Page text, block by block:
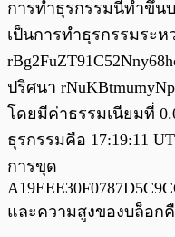
การทำธุรกรรมนี้ทำขึ้น
เป็นการทำธุรกรรมระห
ปริศนา
โดยมีค่าธรรมเนียมที่
ธุรกรรมคือ 17:19:11
การขุด
และความสูงของบล็อกคื